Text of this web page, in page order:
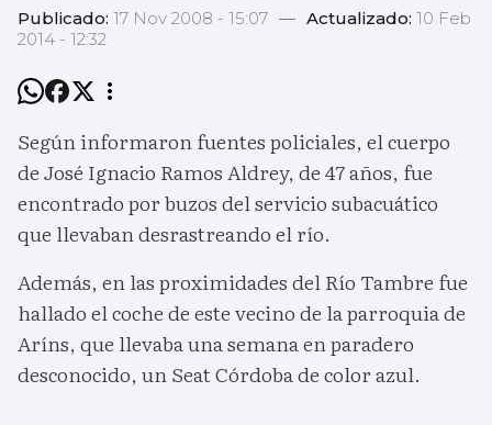
Publicado: 17 Nov 2008 - 15:07 — Actualizado: 10 Feb
2014 - 12:32
Según informaron fuentes policiales, el cuerpo
de José Ignacio Ramos Aldrey, de 47 años, fue
encontrado por buzos del servicio subacuático
que llevaban desrastreando el río.
Además, en las proximidades del Río Tambre fue
hallado el coche de este vecino de la parroquia de
Aríns, que llevaba una semana en paradero
desconocido, un Seat Córdoba de color azul.